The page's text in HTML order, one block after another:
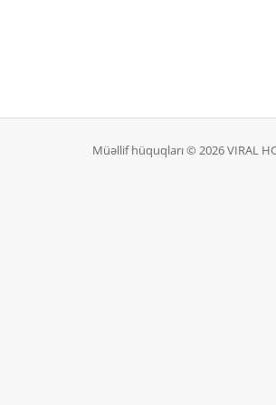
Müəllif hüquqları © 2026 VIRAL